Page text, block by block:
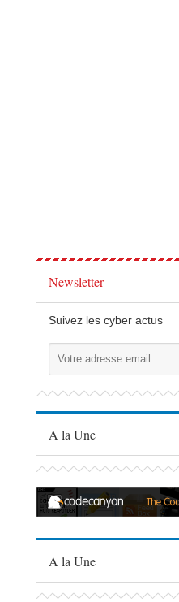
Newsletter
Suivez les cyber actus
A la Une
A la Une